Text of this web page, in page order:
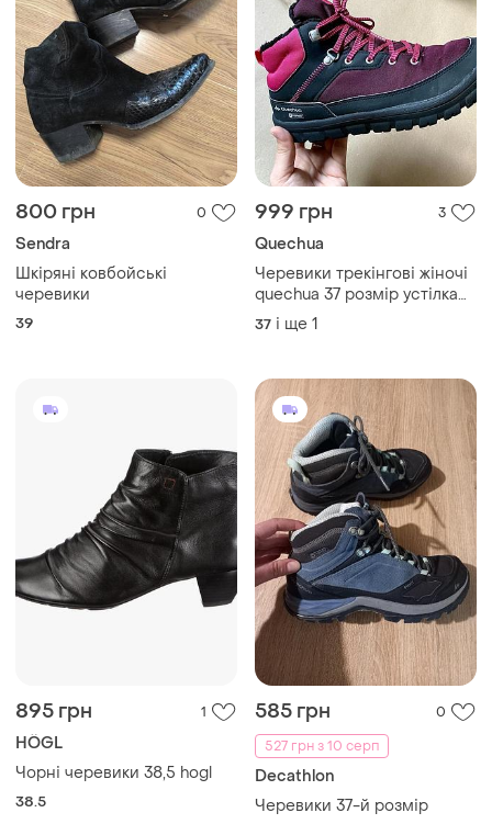
800 грн 0
Sendra
Шкіряні ковбойські
черевики
39
999 грн 3
Quechua
Черевики трекінгові жіночі
quechua 37 розмір устілка
24 см | зимові waterproof
чорні
37 і ще 1
895 грн 1
HÖGL
Чорні черевики 38,5 hogl
38.5
585 грн
0
527 грн з 10 серп
Decathlon
Черевики 37-й розмір